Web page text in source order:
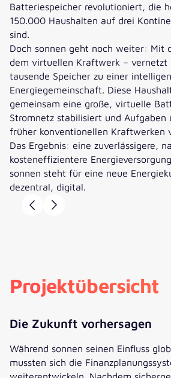
Batteriespeicher revolutioniert, die
150.000 Haushalten auf drei
sind.
Doch sonnen geht noch weiter: Mit
dem virtuellen Kraftwerk – vernetzt
tausende Speicher zu einer
Energiegemeinschaft. Diese
gemeinsam eine große, virtuelle
Stromnetz stabilisiert und Aufgaben
früher konventionellen Kraftwerken
Das Ergebnis: eine zuverlässigere,
kosteneffizientere
sonnen steht für eine neue
dezentral, digital.
Controlling
„Klarheit in
wichtig, aber
einen starken
Controller
„Mit Anaplan
optimiert,
an Transparenz
sonnen GmbH
Anaplan haben
klaren
Produkte.
Controlling
„valantic war
geschätzten
Controlling
„Unsere
einflussreich.
Projektübersicht
Die Zukunft vorhersagen
Während sonnen seinen Einfluss
mussten sich die